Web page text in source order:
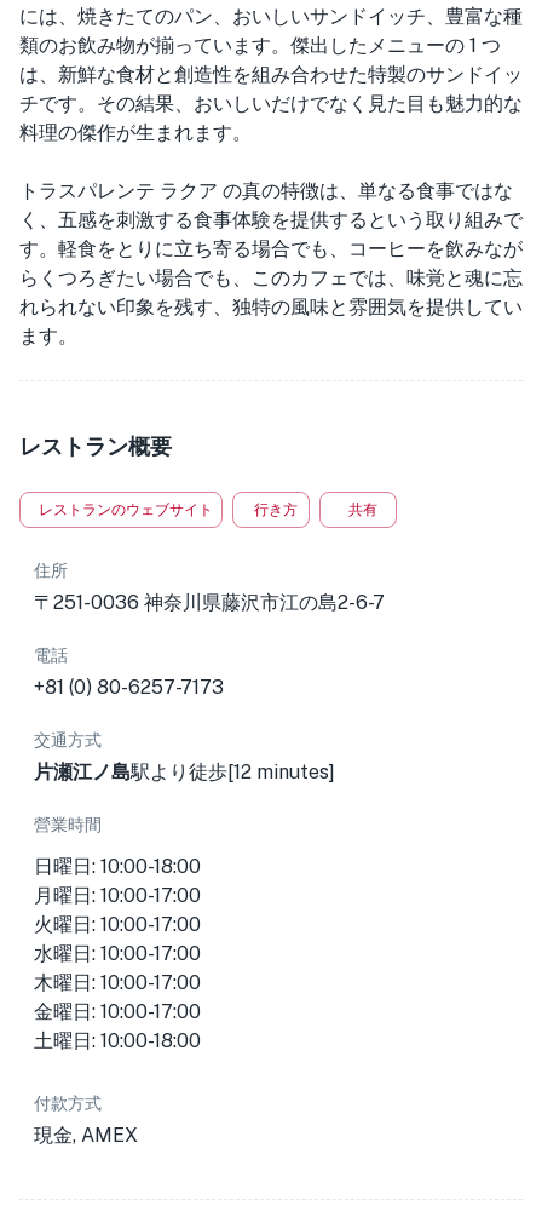
には、焼きたてのパン、おいしいサンドイッチ、豊富な種
類のお飲み物が揃っています。傑出したメニューの 1 つ
は、新鮮な食材と創造性を組み合わせた特製のサンドイッ
チです。その結果、おいしいだけでなく見た目も魅力的な
料理の傑作が生まれます。
トラスパレンテ ラクア の真の特徴は、単なる食事ではな
く、五感を刺激する食事体験を提供するという取り組みで
す。軽食をとりに立ち寄る場合でも、コーヒーを飲みなが
らくつろぎたい場合でも、このカフェでは、味覚と魂に忘
れられない印象を残す、独特の風味と雰囲気を提供してい
ます。
レストラン概要
レストランのウェブサイト 行き方 共有
住所
〒251-0036 神奈川県藤沢市江の島2-6-7
電話
+81 (0) 80-6257-7173
交通方式
片瀬江ノ島駅より徒歩[12 minutes]
營業時間
日曜日: 10:00-18:00
月曜日: 10:00-17:00
火曜日: 10:00-17:00
水曜日: 10:00-17:00
木曜日: 10:00-17:00
金曜日: 10:00-17:00
土曜日: 10:00-18:00
付款方式
現金, AMEX